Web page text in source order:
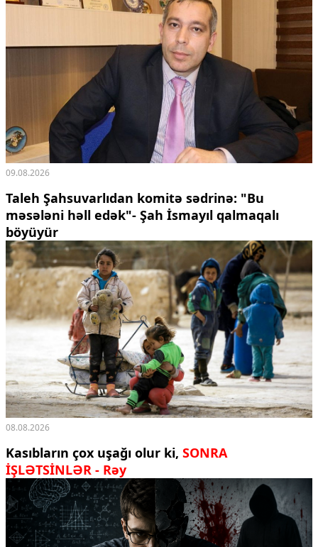
09.08.2026
Taleh Şahsuvarlıdan komitə sədrinə: "Bu
məsələni həll edək"- Şah İsmayıl qalmaqalı
böyüyür
08.08.2026
Kasıbların çox uşağı olur ki, SONRA
İŞLƏTSİNLƏR - Rəy